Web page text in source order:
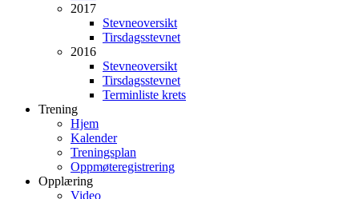
2017
Stevneoversikt
Tirsdagsstevnet
2016
Stevneoversikt
Tirsdagsstevnet
Terminliste krets
Trening
Hjem
Kalender
Treningsplan
Oppmøteregistrering
Opplæring
Video